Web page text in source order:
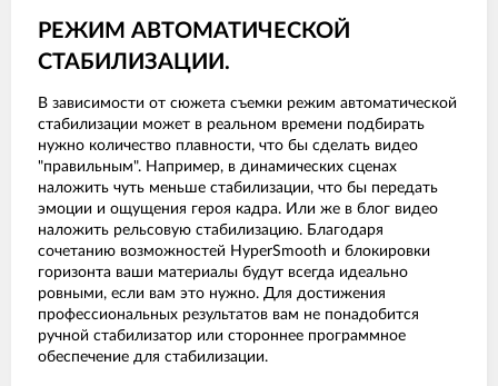
РЕЖИМ АВТОМАТИЧЕСКОЙ
СТАБИЛИЗАЦИИ.
В зависимости от сюжета съемки режим автоматической
стабилизации может в реальном времени подбирать
нужно количество плавности, что бы сделать видео
"правильным". Например, в динамических сценах
наложить чуть меньше стабилизации, что бы передать
эмоции и ощущения героя кадра. Или же в блог видео
наложить рельсовую стабилизацию. Благодаря
сочетанию возможностей HyperSmooth и блокировки
горизонта ваши материалы будут всегда идеально
ровными, если вам это нужно. Для достижения
профессиональных результатов вам не понадобится
ручной стабилизатор или стороннее программное
обеспечение для стабилизации.